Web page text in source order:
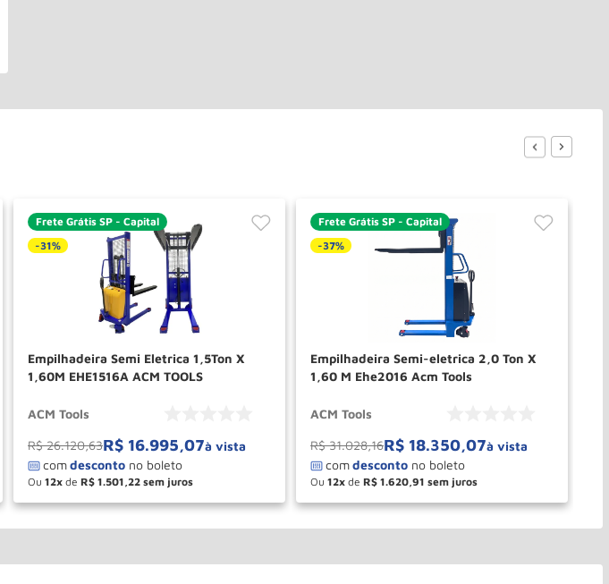
Frete Grátis SP - Capital
-31%
Empilhadeira Semi Eletrica 1,5Ton X
1,60M EHE1516A ACM TOOLS
ACM Tools
R$ 26.120,63R$ 16.995,07à vista
Ou 12 de R$ 1.501 22
＋
－ COMPRAR
Frete Grátis SP - Capital
-37%
Empilhadeira Semi-eletrica 2,0 Ton X
1,60 M Ehe2016 Acm Tools
ACM Tools
R$ 31.028,16R$ 18.350,07à vista
Ou 12 de R$ 1.620 91
＋
－ COMPRAR